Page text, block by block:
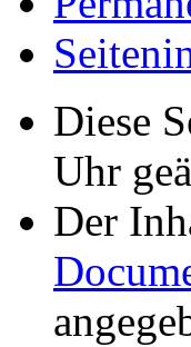
Diese
Uhr
Der